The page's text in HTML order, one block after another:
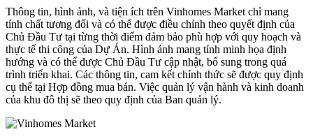
Thông tin, hình ảnh, và tiện ích trên Vinhomes Market chỉ mang
tính chất tương đối và có thể được điều chỉnh theo quyết định của
Chủ Đầu Tư tại từng thời điểm đảm bảo phù hợp với quy hoạch và
thực tế thi công của Dự Án. Hình ảnh mang tính minh họa định
hướng và có thể được Chủ Đầu Tư cập nhật, bổ sung trong quá
trình triển khai. Các thông tin, cam kết chính thức sẽ được quy định
cụ thể tại Hợp đồng mua bán. Việc quản lý vận hành và kinh doanh
của khu đô thị sẽ theo quy định của Ban quản lý.